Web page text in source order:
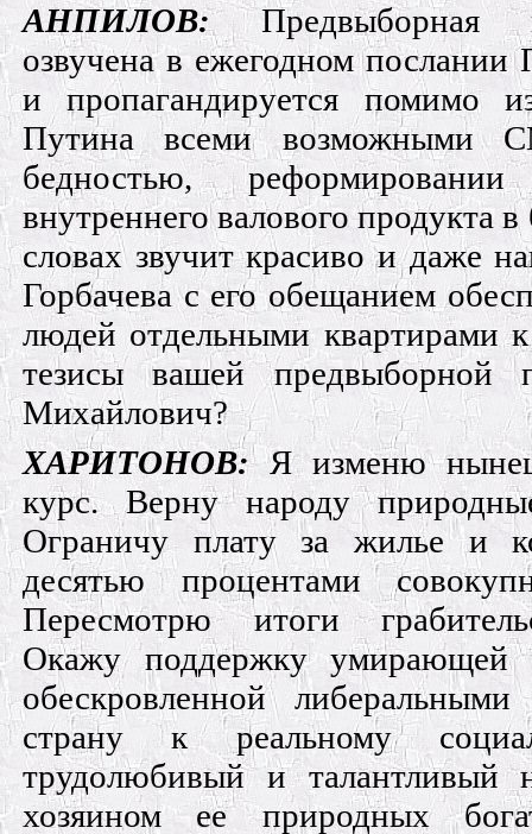
АНПИЛОВ:Предвыборная
озвучена в ежегодном послании
и пропагандируется помимо
Путина всеми возможными
бедностью,
внутреннего валового продукта
словах звучит красиво и даже
Горбачева с его обещанием
людей отдельными квартирами
тезисы вашей предвыборной
Михайлович?
ХАРИТОНОВ:Я изменю
курс. Верну народу
Ограничу плату за жилье и
десятью процентами
Пересмотрю итоги
Окажу поддержку умирающей
обескровленной
страну к реальному
трудолюбивый и талантливый
хозяином ее природных